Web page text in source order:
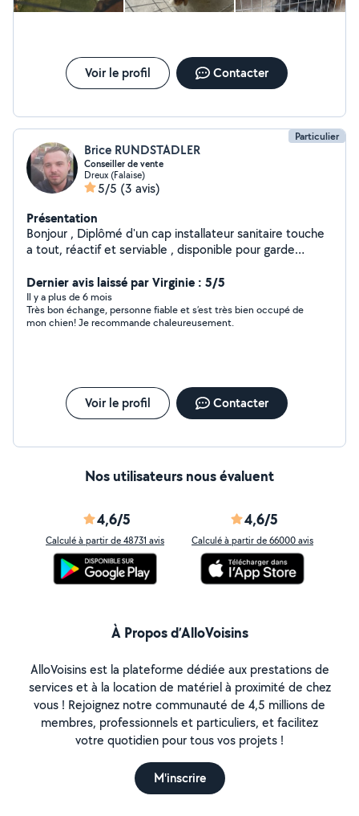
Voir le profil Contacter
Particulier
Brice RUNDSTADLER
Conseiller de vente
Dreux (Falaise)
5/5 (3 avis)
Présentation
Bonjour , Diplômé d'un cap installateur sanitaire touche
a tout, réactif et serviable , disponible pour garde
espace vert , plomberie , peinture ..... étudie toute
propositions Cordialement
Dernier avis laissé par Virginie : 5/5
Il y a plus de 6 mois
Très bon échange, personne fiable et s’est très bien occupé de
mon chien! Je recommande chaleureusement.
Voir le profil Contacter
Nos utilisateurs nous évaluent
4,6/5
Calculé à partir de 48731 avis
4,6/5
Calculé à partir de 66000 avis
À Propos d’AlloVoisins
AlloVoisins est la plateforme dédiée aux prestations de
services et à la location de matériel à proximité de chez
vous ! Rejoignez notre communauté de 4,5 millions de
membres, professionnels et particuliers, et facilitez
votre quotidien pour tous vos projets !
M'inscrire